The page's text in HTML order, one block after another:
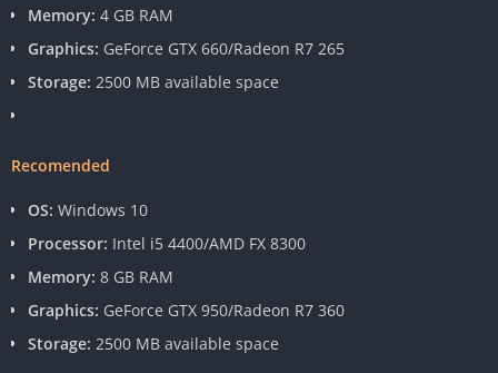
Memory: 4 GB RAM
Graphics: GeForce GTX 660/Radeon R7 265
Storage: 2500 MB available space
Recomended
OS: Windows 10
Processor: Intel i5 4400/AMD FX 8300
Memory: 8 GB RAM
Graphics: GeForce GTX 950/Radeon R7 360
Storage: 2500 MB available space